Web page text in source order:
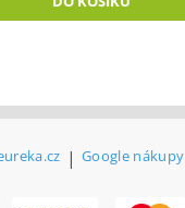
| Google nákupy